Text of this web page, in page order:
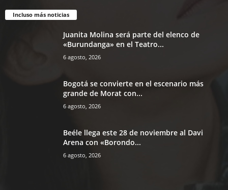
Incluso más noticias
Juanita Molina será parte del elenco de
«Burundanga» en el Teatro...
6 agosto, 2026
Bogotá se convierte en el escenario más
grande de Morat con...
6 agosto, 2026
Beéle llega este 28 de noviembre al Davi
Arena con «Borondo...
6 agosto, 2026